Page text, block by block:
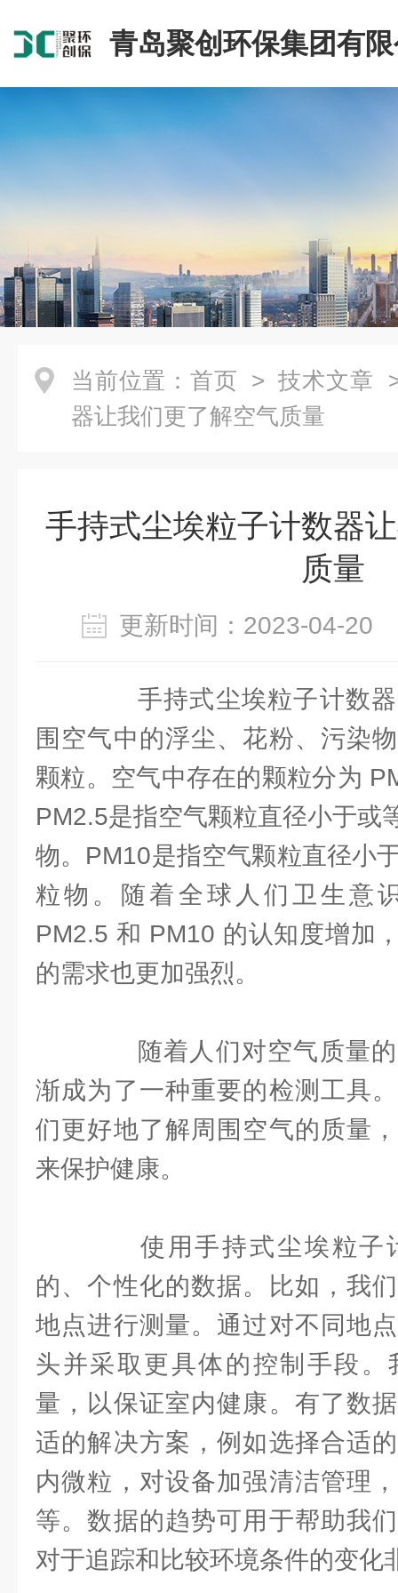
青岛聚创环保集团有
当前位置： 首页 > 技术文章
器让我们更了解空气质量
手持式尘埃粒子计数器
质量
更新时间：2023-04-
手持式尘埃粒子计数器
围空气中的浮尘、花粉、污染
颗粒。空气中存在的颗粒分为
PM2.5是指空气颗粒直径小于或
物。PM10是指空气颗粒直径小
粒物。随着全球人们卫生意
PM2.5 和 PM10 的认知度增加
的需求也更加强烈。
随着人们对空气质量的
渐成为了一种重要的检测工具
们更好地了解周围空气的质量
来保护健康。
使用手持式尘埃粒子
的、个性化的数据。比如，我
地点进行测量。通过对不同地
头并采取更具体的控制手段
量，以保证室内健康。有了数
适的解决方案，例如选择合适
内微粒，对设备加强清洁管理
等。数据的趋势可用于帮助我
对于追踪和比较环境条件的变化